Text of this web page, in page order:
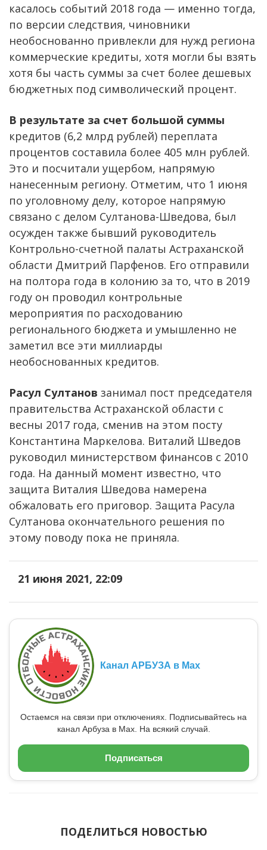
касалось событий 2018 года — именно тогда,
по версии следствия, чиновники
необоснованно привлекли для нужд региона
коммерческие кредиты, хотя могли бы взять
хотя бы часть суммы за счет более дешевых
бюджетных под символический процент.
В результате за счет большой суммы
кредитов (6,2 млрд рублей) переплата
процентов составила более 405 млн рублей.
Это и посчитали ущербом, напрямую
нанесенным региону. Отметим, что 1 июня
по уголовному делу, которое напрямую
связано с делом Султанова-Шведова, был
осужден также бывший руководитель
Контрольно-счетной палаты Астраханской
области Дмитрий Парфенов. Его отправили
на полтора года в колонию за то, что в 2019
году он проводил контрольные
мероприятия по расходованию
регионального бюджета и умышленно не
заметил все эти миллиарды
необоснованных кредитов.
Расул Султанов занимал пост председателя
правительства Астраханской области с
весны 2017 года, сменив на этом посту
Константина Маркелова. Виталий Шведов
руководил министерством финансов с 2010
года. На данный момент известно, что
защита Виталия Шведова намерена
обжаловать его приговор. Защита Расула
Султанова окончательного решения по
этому поводу пока не приняла.
21 июня 2021, 22:09
Канал АРБУЗА в Max
Остаемся на связи при отключениях. Подписывайтесь на
канал Арбуза в Max. На всякий случай.
Подписаться
ПОДЕЛИТЬСЯ НОВОСТЬЮ